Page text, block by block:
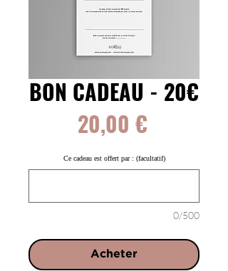
BON CADEAU - 20€
20,00 €Prix
Ce cadeau est offert par : (facultatif)
0/500
Acheter